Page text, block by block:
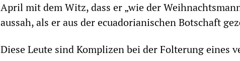
April mit dem Witz, dass er „wie der
aussah, als er aus der ecuadorianischen Botschaft
Diese Leute sind Komplizen bei der Folterung eines